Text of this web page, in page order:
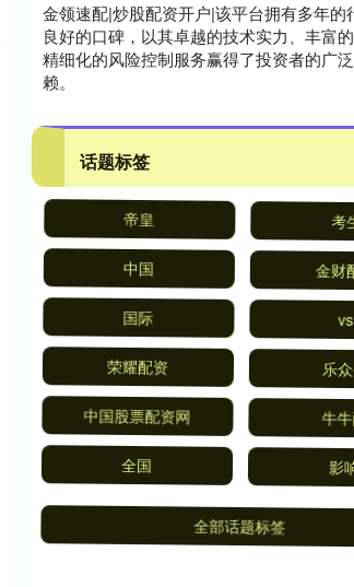
金领速配|炒股配资开户|该平台拥有多年的
良好的口碑，以其卓越的技术实力、丰富
精细化的风险控制服务赢得了投资者的广
赖。
话题标签
帝皇 考
中国 金财
国际 vs
荣耀配资 乐
中国股票配资网 牛
全国 影
全部话题标签